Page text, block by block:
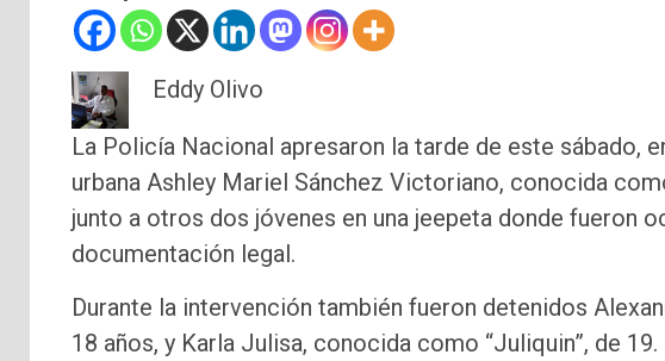
Eddy Olivo
La Policía Nacional apresaron la tarde de este sábado,
urbana Ashley Mariel Sánchez Victoriano, conocida
junto a otros dos jóvenes en una jeepeta donde fueron
documentación legal.
Durante la intervención también fueron detenidos
18 años, y Karla Julisa, conocida como “Juliquin”, de 19.